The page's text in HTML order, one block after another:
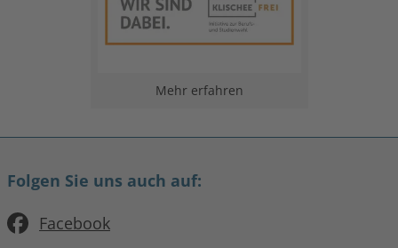
Mehr erfahren
Folgen Sie uns auch auf:
Facebook